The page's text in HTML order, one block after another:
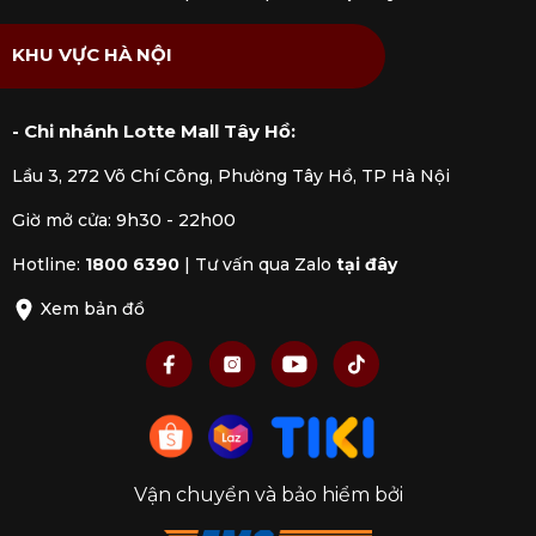
nồi, đảm bảo thực phẩm được nấu chín đều.
Khác với các loại nồi nhôm hay inox thông
méo và chịu va đập tốt.
KHU VỰC HÀ NỘI
- Chi nhánh Lotte Mall Tây Hồ:
Lầu 3, 272 Võ Chí Công, Phường Tây Hồ, TP Hà Nội
Giờ mở cửa: 9h30 - 22h00
Hotline: 1800 6390 | Tư vấn qua Zalo tại đây
Xem bản đồ
Vận chuyển và bảo hiểm bởi